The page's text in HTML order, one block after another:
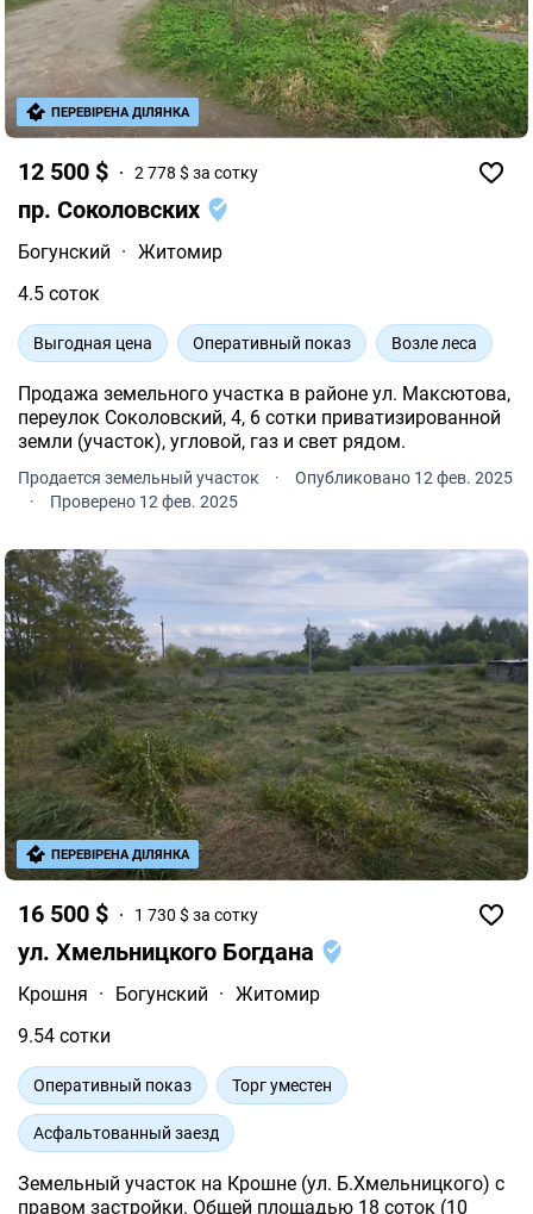
12 500 $ 2 778 $ за сотку
пр. Соколовских
Богунский · Житомир
4.5 соток
Выгодная цена Оперативный показ Возле леса
Продажа земельного участка в районе ул. Максютова,
переулок Соколовский, 4, 6 сотки приватизированной
земли (участок), угловой, газ и свет рядом.
Продается земельный участок ·
Опубликовано 12 фев. 2025
·
Проверено 12 фев. 2025
ПЕРЕВІРЕНА ДІЛЯНКА
16 500 $ 1 730 $ за сотку
ул. Хмельницкого Богдана
Крошня · Богунский · Житомир
9.54 сотки
Оперативный показ Торг уместен
Асфальтованный заезд
Земельный участок на Крошне (ул. Б.Хмельницкого) с
правом застройки. Общей площадью 18 соток (10
ПЕРЕВІРЕНА ДІЛЯНКА